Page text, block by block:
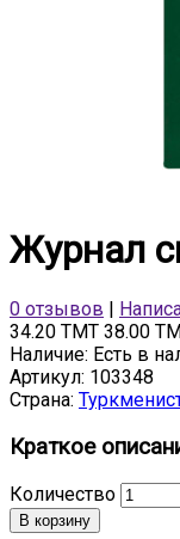
Журнал
0 отзывов
34.20 TMT 38.00
Наличие: Есть в
Артикул: 103348
Страна:
Краткое
Количество